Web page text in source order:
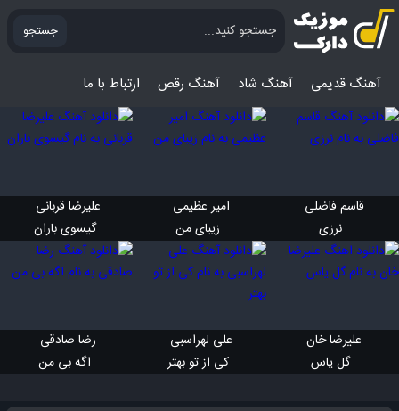
جستجو
آهنگ قدیمی آهنگ‌ شاد آهنگ رقص ارتباط با ما
قاسم فاضلی
نرزی
امیر عظیمی
زیبای من
علیرضا قربانی
گیسوی باران
علیرضا خان
گل یاس
علی لهراسبی
کی از تو بهتر
رضا صادقی
اگه بی من